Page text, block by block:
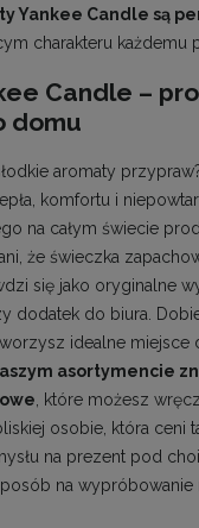
Yankee Candle są
charakteru każdemu
Candle –
domu
aromaty
komfortu i
na całym świecie
że świeczka
się jako oryginalne
dodatek do biura.
idealne
asortymencie
, które możesz
osobie, która ceni
na prezent pod
na